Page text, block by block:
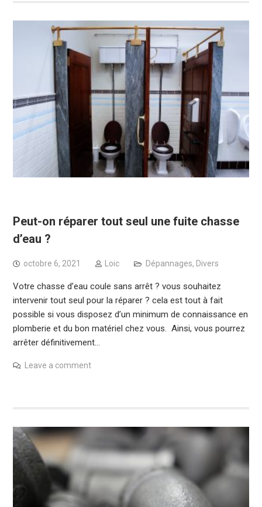
Peut-on réparer tout seul une fuite chasse
d’eau ?
octobre 6, 2021 Loic Dépannages, Divers
Votre chasse d’eau coule sans arrêt ? vous souhaitez
intervenir tout seul pour la réparer ? cela est tout à fait
possible si vous disposez d’un minimum de connaissance en
plomberie et du bon matériel chez vous. Ainsi, vous pourrez
arrêter définitivement…
Leave a comment